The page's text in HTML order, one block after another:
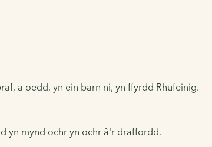
a oedd, yn ein barn ni, yn ffyrdd Rhufeinig.
yn mynd ochr yn ochr â'r draffordd.